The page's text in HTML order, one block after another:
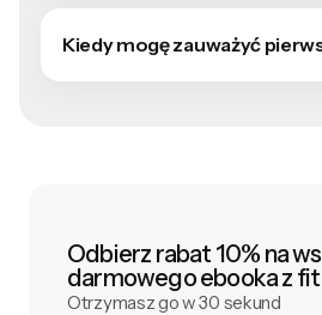
Kiedy mogę zauważyć
Odbierz rabat 10% na
darmowego ebooka z
Otrzymasz go w 30 sekund